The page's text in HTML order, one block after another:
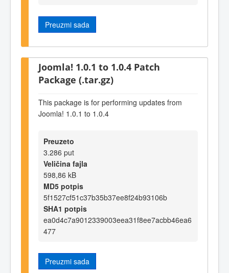
Preuzmi sada
Joomla! 1.0.1 to 1.0.4 Patch
Package (.tar.gz)
This package is for performing updates from
Joomla! 1.0.1 to 1.0.4
Preuzeto
3.286 put
Veličina fajla
598,86 kB
MD5 potpis
5f1527cf51c37b35b37ee8f24b93106b
SHA1 potpis
ea0d4c7a9012339003eea31f8ee7acbb46ea6
477
Preuzmi sada